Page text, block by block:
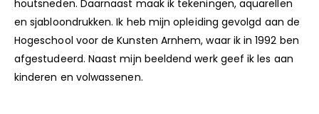
houtsneden. Daarnaast maak ik tekeningen, aquarellen
en sjabloondrukken. Ik heb mijn opleiding gevolgd aan de
Hogeschool voor de Kunsten Arnhem, waar ik in 1992 ben
afgestudeerd. Naast mijn beeldend werk geef ik les aan
kinderen en volwassenen.